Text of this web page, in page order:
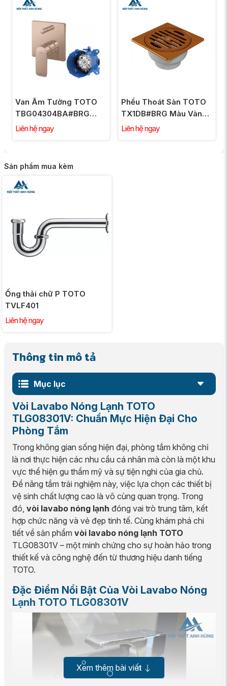
Van Âm Tường TOTO
TBG04304BA#BRG
TBN01001B Chuyển
Liên hệ ngay
Phểu Thoát Sàn TOTO
TX1DB#BRG Màu Vàng
Hồng
Liên hệ ngay
Sản phẩm mua kèm
Ống thải chữ P TOTO
TVLF401
Liên hệ ngay
Thông tin mô tả
Mục lục
Vòi Lavabo Nóng Lạnh TOTO
TLG08301V: Chuẩn Mực Hiện Đại Cho
Phòng Tắm
Trong không gian sống hiện đại, phòng tắm không chỉ
là nơi thực hiện các nhu cầu cá nhân mà còn là một khu
vực thể hiện gu thẩm mỹ và sự tiện nghi của gia chủ.
Để nâng tầm trải nghiệm này, việc lựa chọn các thiết bị
vệ sinh chất lượng cao là vô cùng quan trọng. Trong
đó, vòi lavabo nóng lạnh đóng vai trò trung tâm, kết
hợp chức năng và vẻ đẹp tinh tế. Cùng khám phá chi
tiết về sản phẩm vòi lavabo nóng lạnh TOTO
TLG08301V – một minh chứng cho sự hoàn hảo trong
thiết kế và công nghệ đến từ thương hiệu danh tiếng
TOTO.
Đặc Điểm Nổi Bật Của Vòi Lavabo Nóng
Lạnh TOTO TLG08301V
Xem thêm bài viết